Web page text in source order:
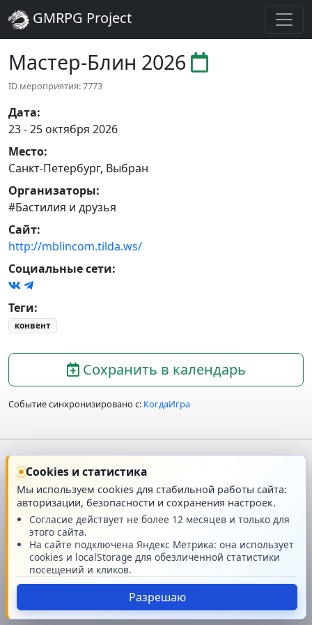
GMRPG Project
Мастер-Блин 2026
ID мероприятия: 7773
Дата:
23 - 25 октября 2026
Место:
Санкт-Петербург, Выбран
Организаторы:
#Бастилия и друзья
Сайт:
http://mblincom.tilda.ws/
Социальные сети:
Теги:
конвент
Сохранить в календарь
Событие синхронизировано с: КогдаИгра
Главная О проекте
Техподдержка
Новости
Поддержать проект
© GMRPG 2007-2026
Cookies и статистика
Мы используем cookies для стабильной работы сайта:
авторизации, безопасности и сохранения настроек.
Согласие действует не более 12 месяцев и только для
этого сайта.
На сайте подключена Яндекс Метрика: она использует
cookies и localStorage для обезличенной статистики
посещений и кликов.
Разрешаю